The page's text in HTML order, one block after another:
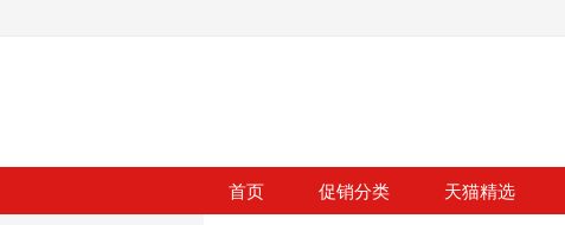
首页 促销分类 天猫精选